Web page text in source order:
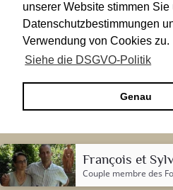
unserer Website stimmen Sie
Datenschutzbestimmungen
Verwendung von Cookies zu.
Siehe die DSGVO-Politik
Genau
François et
Couple membre des